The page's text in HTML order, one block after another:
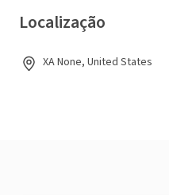
Localização
XA None, United States